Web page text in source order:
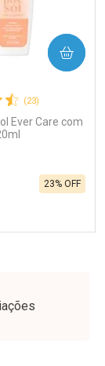
(23)
Ever Care com
23% OFF
COMPRAR